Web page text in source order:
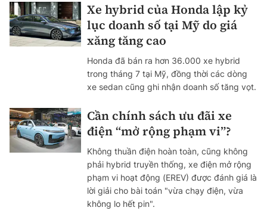
Xe hybrid của Honda lập kỷ
lục doanh số tại Mỹ do giá
xăng tăng cao
Honda đã bán ra hơn 36.000 xe hybrid
trong tháng 7 tại Mỹ, đồng thời các dòng
xe sedan cũng ghi nhận doanh số tăng vọt.
Cần chính sách ưu đãi xe
điện “mở rộng phạm vi”?
Không thuần điện hoàn toàn, cũng không
phải hybrid truyền thống, xe điện mở rộng
phạm vi hoạt động (EREV) được đánh giá là
lời giải cho bài toán "vừa chạy điện, vừa
không lo hết pin".